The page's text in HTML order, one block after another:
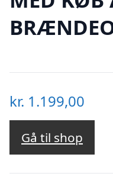
kr. 1.199,00
Gå til shop